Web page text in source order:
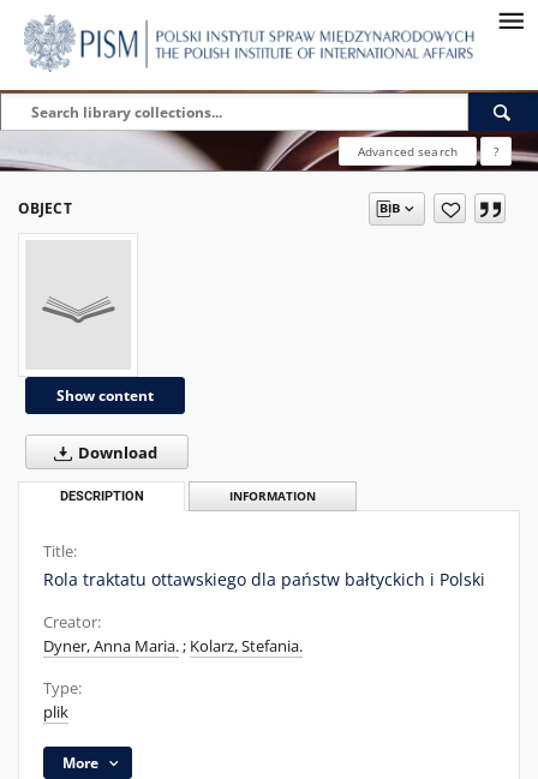
Advanced search ?
OBJECT
Show content
Download
DESCRIPTION INFORMATION
Title:
Rola traktatu ottawskiego dla państw bałtyckich i Polski
Creator:
Dyner, Anna Maria.; Kolarz, Stefania.
Type:
plik
More